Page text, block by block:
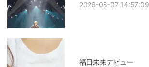
2026-08-07 14:57:09
福田未来デビュー